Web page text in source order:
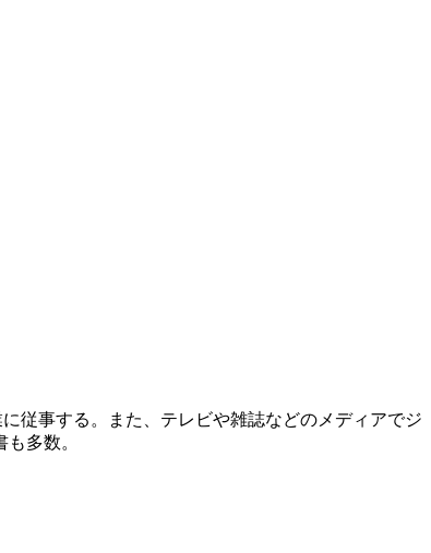
従事する。また、テレビや雑誌などのメディアでジ
多数。